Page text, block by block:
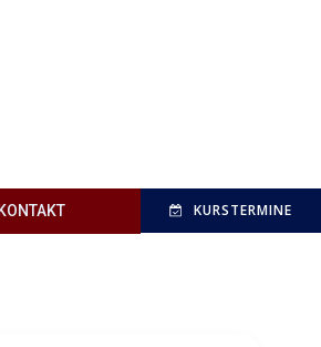
KONTAKT KURSTERMINE